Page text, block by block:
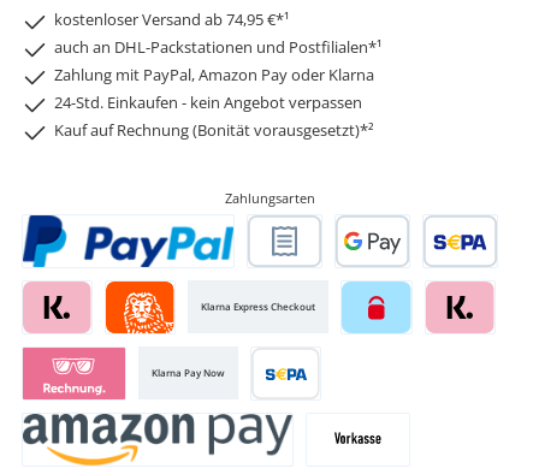
kostenloser Versand ab 74,95 €*¹
auch an DHL-Packstationen und Postfilialen*¹
Zahlung mit PayPal, Amazon Pay oder Klarna
24-Std. Einkaufen - kein Angebot verpassen
Kauf auf Rechnung (Bonität vorausgesetzt)*²
Zahlungsarten
Klarna Express Checkout
Klarna Pay Now